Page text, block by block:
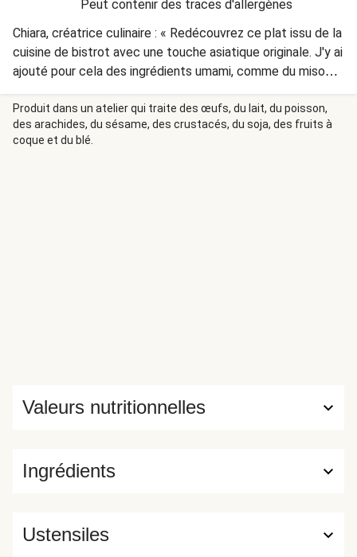
Peut contenir des traces d'allergènes
Chiara, créatrice culinaire : « Redécouvrez ce plat issu de la
cuisine de bistrot avec une touche asiatique originale. J'y ai
ajouté pour cela des ingrédients umami, comme du miso
dans la purée, ou encore du ketjap dans la sauce au beurre.
»Produit dans un atelier qui traite des œufs, du lait, du poisson,
des arachides, du sésame, des crustacés, du soja, des fruits à
coque et du blé.
Ingrédients
Valeurs nutritionnelles
Ustensiles